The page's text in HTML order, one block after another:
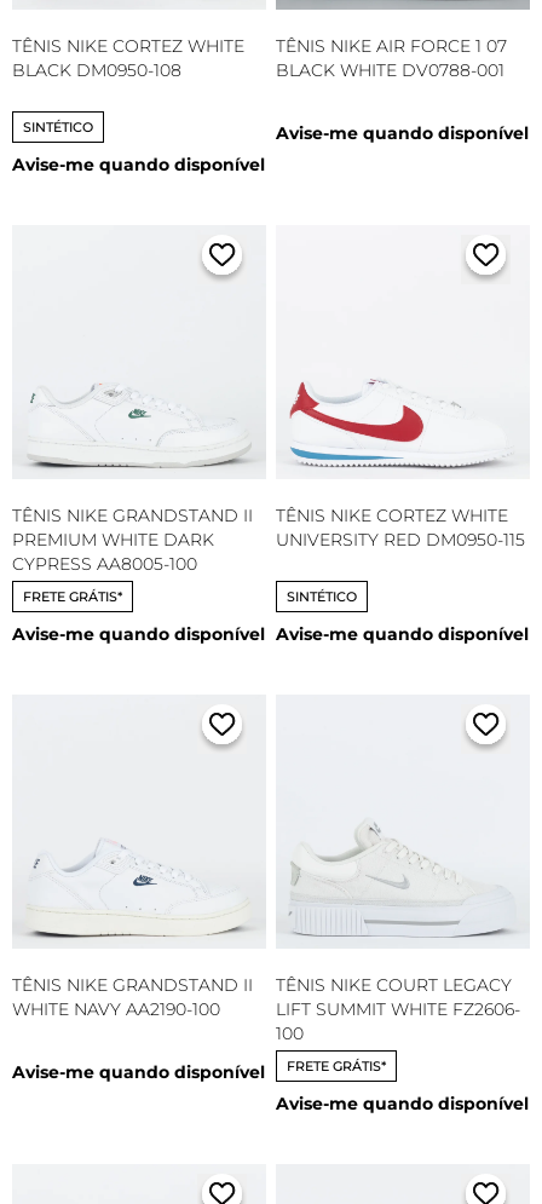
TÊNIS NIKE CORTEZ WHITE
BLACK DM0950-108
SINTÉTICO
Avise-me quando disponível
TÊNIS NIKE AIR FORCE 1 07
BLACK WHITE DV0788-001
Avise-me quando disponível
TÊNIS NIKE GRANDSTAND II
PREMIUM WHITE DARK
CYPRESS AA8005-100
FRETE GRÁTIS*
Avise-me quando disponível
TÊNIS NIKE CORTEZ WHITE
UNIVERSITY RED DM0950-115
SINTÉTICO
Avise-me quando disponível
TÊNIS NIKE GRANDSTAND II
WHITE NAVY AA2190-100
Avise-me quando disponível
TÊNIS NIKE COURT LEGACY
LIFT SUMMIT WHITE FZ2606-
100
FRETE GRÁTIS*
Avise-me quando disponível